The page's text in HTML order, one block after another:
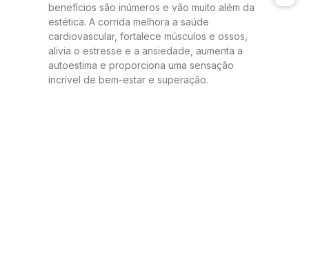
benefícios são inúmeros e vão muito além da
estética. A corrida melhora a saúde
cardiovascular, fortalece músculos e ossos,
alivia o estresse e a ansiedade, aumenta a
autoestima e proporciona uma sensação
incrível de bem-estar e superação.